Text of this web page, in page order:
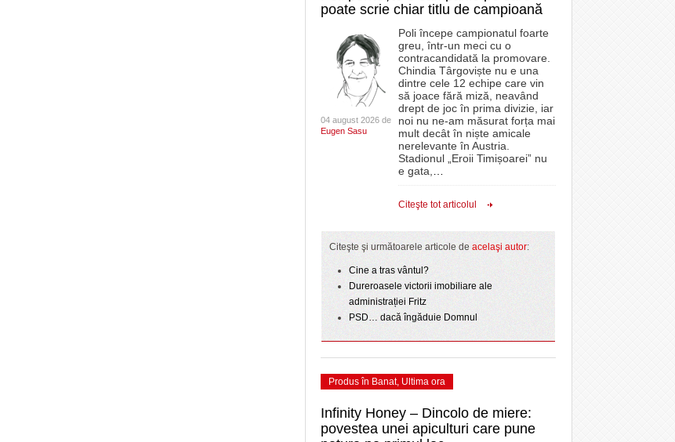
poate scrie chiar titlu de campioană
04 august 2026 de
Eugen Sasu
Poli începe campionatul foarte
greu, într-un meci cu o
contracandidată la promovare.
Chindia Târgoviște nu e una
dintre cele 12 echipe care vin
să joace fără miză, neavând
drept de joc în prima divizie, iar
noi nu ne-am măsurat forța mai
mult decât în niște amicale
nerelevante în Austria.
Stadionul „Eroii Timișoarei” nu
e gata,
Citeşte tot articolul
Citeşte şi următoarele articole de acelaşi autor:
Cine a tras vântul?
Dureroasele victorii imobiliare ale
administrației Fritz
PSD… dacă îngăduie Domnul
Produs în Banat, Ultima ora
Infinity Honey – Dincolo de miere:
povestea unei apiculturi care pune